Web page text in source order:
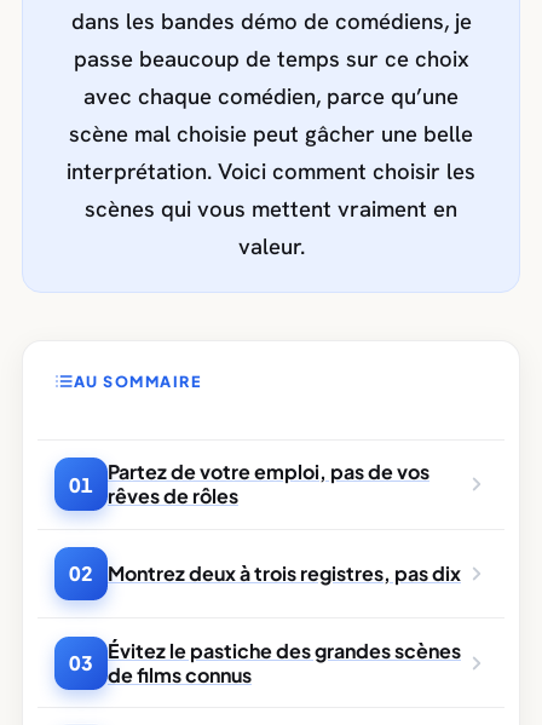
dans les bandes démo de comédiens, je
passe beaucoup de temps sur ce choix
avec chaque comédien, parce qu’une
scène mal choisie peut gâcher une belle
interprétation. Voici comment choisir les
scènes qui vous mettent vraiment en
valeur.
AU SOMMAIRE
01 Partez de votre emploi, pas de vos
rêves de rôles
02 Montrez deux à trois registres, pas dix
03
Évitez le pastiche des grandes scènes
de films connus